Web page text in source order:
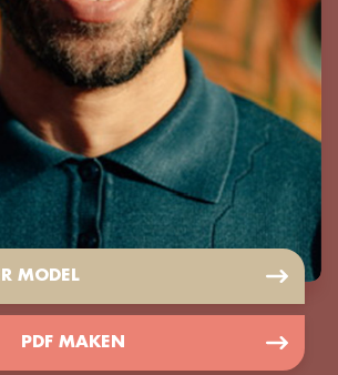
MODEL
PDF MAKEN